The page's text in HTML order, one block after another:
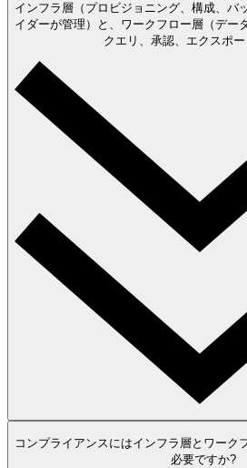
インフラ層（プロビジョニング、構成、バ
イダーが管理）と、ワークフロー層（デー
クエリ、承認、エクスポー
コンプライアンスにはインフラ層とワーク
必要ですか?